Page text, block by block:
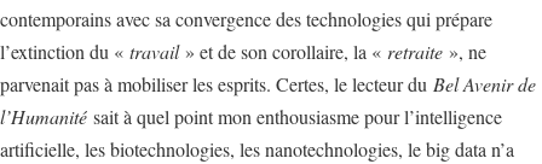
contemporains avec sa convergence des technologies qui prépare
l’extinction du « travail » et de son corollaire, la « retraite », ne
parvenait pas à mobiliser les esprits. Certes, le lecteur du Bel Avenir de
l’Humanité sait à quel point mon enthousiasme pour l’intelligence
artificielle, les biotechnologies, les nanotechnologies, le big data n’a